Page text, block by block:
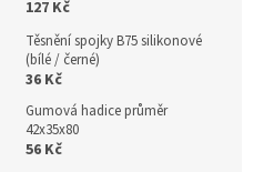
127 Kč
Těsnění spojky B75 silikonové
(bílé / černé)
36 Kč
Gumová hadice průměr
42x35x80
56 Kč